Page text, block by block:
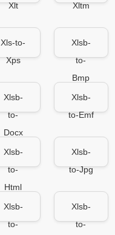
Xlt
Xltm
Xls-to-
Xps
Xlsb-
to-
Bmp
Xlsb-
to-
Docx
Xlsb-
to-Emf
Xlsb-
to-
Html
Xlsb-
to-Jpg
Xlsb-
to-
Xlsb-
to-